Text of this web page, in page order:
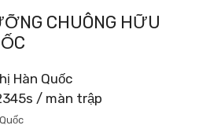
CHUÔNG HỮU
/ màn trập